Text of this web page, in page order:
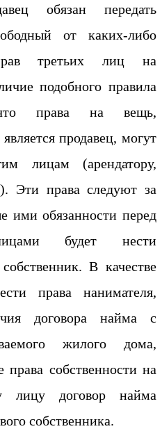
обязан передать
от каких-либо
третьих лиц на
подобного правила
права на вещь,
продавец, могут
лицам (арендатору,
Эти права следуют за
ими обязанности перед
будет нести
В качестве
права нанимателя,
договора найма с
жилого дома,
права собственности на
лицу договор найма
собственника.